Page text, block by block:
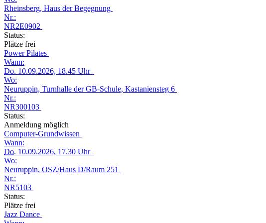
Rheinsberg, Haus der Begegnung
Nr.:
NR2E0902
Status:
Plätze frei
Power Pilates
Wann:
Do. 10.09.2026, 18.45 Uhr
Wo:
Neuruppin, Turnhalle der GB-Schule, Kastaniensteg 6
Nr.:
NR300103
Status:
Anmeldung möglich
Computer-Grundwissen
Wann:
Do. 10.09.2026, 17.30 Uhr
Wo:
Neuruppin, OSZ/Haus D/Raum 251
Nr.:
NR5103
Status:
Plätze frei
Jazz Dance